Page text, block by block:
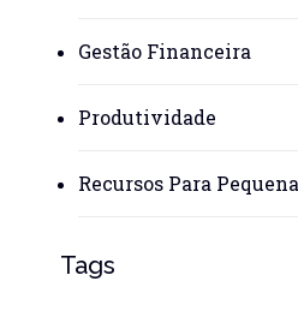
Gestão Financeira
Produtividade
Recursos Para
Tags